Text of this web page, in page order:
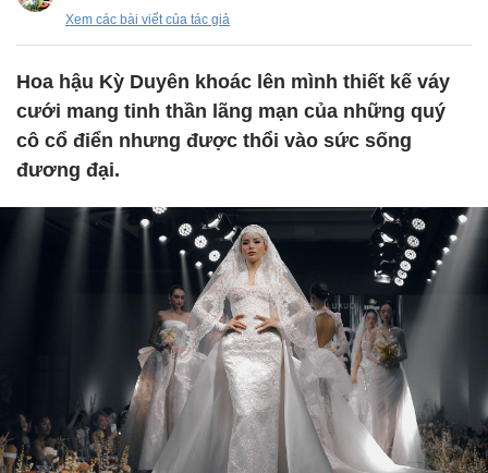
Xem các bài viết của tác giả
Hoa hậu Kỳ Duyên khoác lên mình thiết kế váy
cưới mang tinh thần lãng mạn của những quý
cô cổ điển nhưng được thổi vào sức sống
đương đại.